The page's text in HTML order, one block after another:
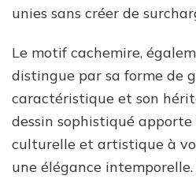
unies sans créer de
Le motif cachemire,
distingue par sa forme de
caractéristique et son
dessin sophistiqué
culturelle et artistique à
une élégance